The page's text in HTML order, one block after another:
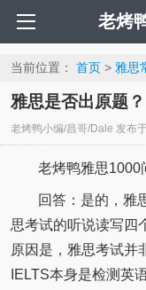
老烤
当前位置： 首页> 雅思
雅思是否出原题？
老烤鸭小编/昌哥/Dale 发布
老烤鸭雅思1000
回答：是的，雅
思考试的听说读写四
原因是，雅思考试并
IELTS本身是检测英